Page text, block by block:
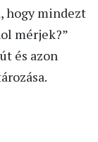
hogy mindezt
mérjek?”
és azon